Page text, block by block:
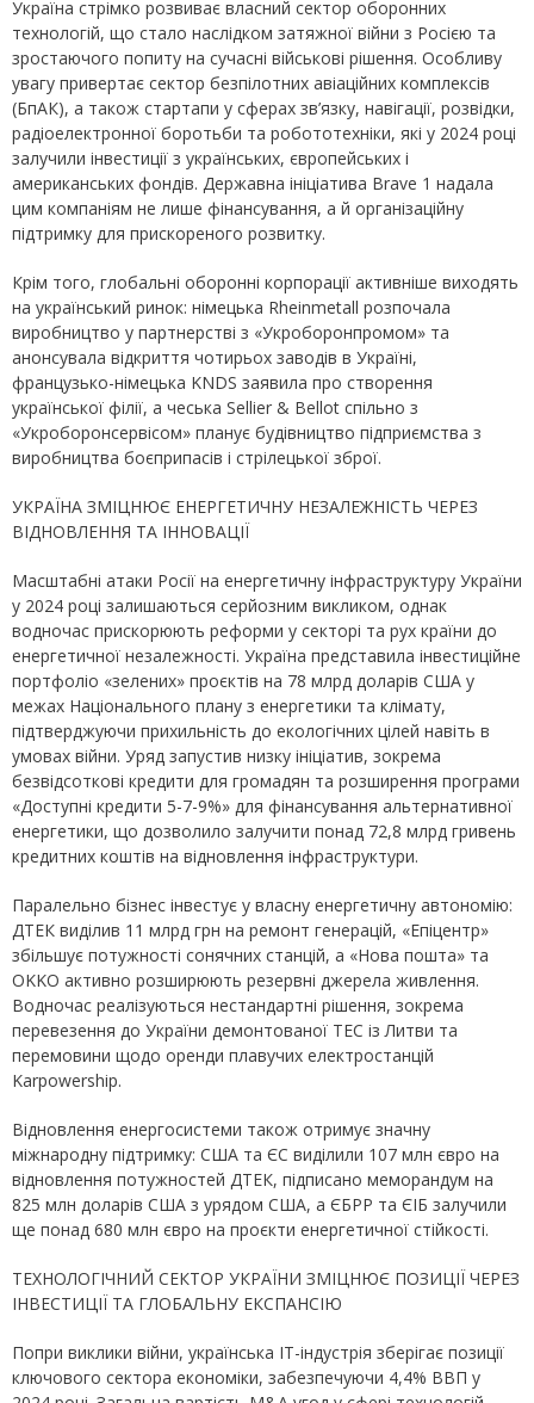
Україна стрімко розвиває власний сектор оборонних
технологій, що стало наслідком затяжної війни з Росією та
зростаючого попиту на сучасні військові рішення. Особливу
увагу привертає сектор безпілотних авіаційних комплексів
(БпАК), а також стартапи у сферах зв’язку, навігації, розвідки,
радіоелектронної боротьби та робототехніки, які у 2024 році
залучили інвестиції з українських, європейських і
американських фондів. Державна ініціатива Brave 1 надала
цим компаніям не лише фінансування, а й організаційну
підтримку для прискореного розвитку.
Крім того, глобальні оборонні корпорації активніше виходять
на український ринок: німецька Rheinmetall розпочала
виробництво у партнерстві з «Укроборонпромом» та
анонсувала відкриття чотирьох заводів в Україні,
французько-німецька KNDS заявила про створення
української філії, а чеська Sellier & Bellot спільно з
«Укроборонсервісом» планує будівництво підприємства з
виробництва боєприпасів і стрілецької зброї.
УКРАЇНА ЗМІЦНЮЄ ЕНЕРГЕТИЧНУ НЕЗАЛЕЖНІСТЬ ЧЕРЕЗ
ВІДНОВЛЕННЯ ТА ІННОВАЦІЇ
Масштабні атаки Росії на енергетичну інфраструктуру України
у 2024 році залишаються серйозним викликом, однак
водночас прискорюють реформи у секторі та рух країни до
енергетичної незалежності. Україна представила інвестиційне
портфоліо «зелених» проєктів на 78 млрд доларів США у
межах Національного плану з енергетики та клімату,
підтверджуючи прихильність до екологічних цілей навіть в
умовах війни. Уряд запустив низку ініціатив, зокрема
безвідсоткові кредити для громадян та розширення програми
«Доступні кредити 5-7-9%» для фінансування альтернативної
енергетики, що дозволило залучити понад 72,8 млрд гривень
кредитних коштів на відновлення інфраструктури.
Паралельно бізнес інвестує у власну енергетичну автономію:
ДТЕК виділив 11 млрд грн на ремонт генерацій, «Епіцентр»
збільшує потужності сонячних станцій, а «Нова пошта» та
OKKO активно розширюють резервні джерела живлення.
Водночас реалізуються нестандартні рішення, зокрема
перевезення до України демонтованої ТЕС із Литви та
перемовини щодо оренди плавучих електростанцій
Karpowership.
Відновлення енергосистеми також отримує значну
міжнародну підтримку: США та ЄС виділили 107 млн євро на
відновлення потужностей ДТЕК, підписано меморандум на
825 млн доларів США з урядом США, а ЄБРР та ЄІБ залучили
ще понад 680 млн євро на проєкти енергетичної стійкості.
ТЕХНОЛОГІЧНИЙ СЕКТОР УКРАЇНИ ЗМІЦНЮЄ ПОЗИЦІЇ ЧЕРЕЗ
ІНВЕСТИЦІЇ ТА ГЛОБАЛЬНУ ЕКСПАНСІЮ
Попри виклики війни, українська IT-індустрія зберігає позиції
ключового сектора економіки, забезпечуючи 4,4% ВВП у